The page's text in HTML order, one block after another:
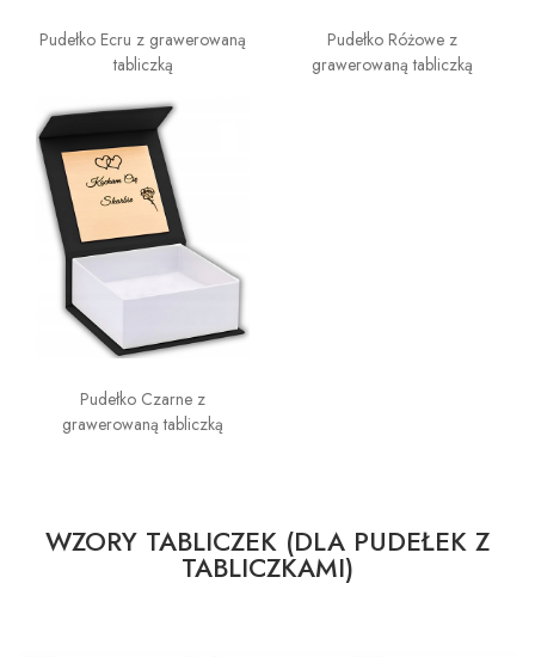
Pudełko Ecru z grawerowaną
tabliczką
Pudełko Różowe z
grawerowaną tabliczką
Pudełko Czarne z
grawerowaną tabliczką
WZORY TABLICZEK (DLA PUDEŁEK Z
TABLICZKAMI)